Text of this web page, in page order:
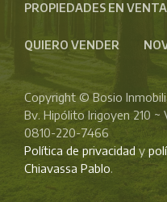
PROPIEDADES EN VENTA
QUIERO VENDER
Copyright © Bosio
Bv. Hipólito Irigoyen 210 ~
0810-220-7466
Política de privacidady
Chiavassa Pablo.